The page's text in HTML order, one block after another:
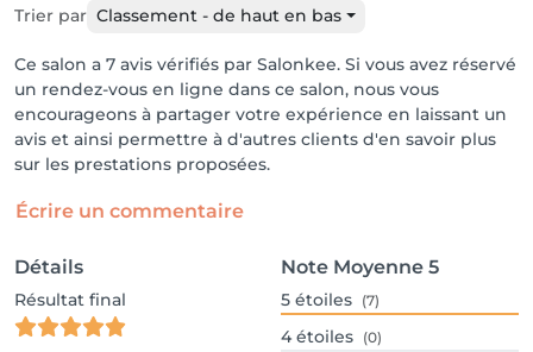
Trier par Classement - de haut en bas
Ce salon a 7 avis vérifiés par Salonkee. Si vous avez réservé
un rendez-vous en ligne dans ce salon, nous vous
encourageons à partager votre expérience en laissant un
avis et ainsi permettre à d'autres clients d'en savoir plus
sur les prestations proposées.
Écrire un commentaire
Détails
Résultat final
Note Moyenne 5
5 étoiles (7)
4 étoiles (0)